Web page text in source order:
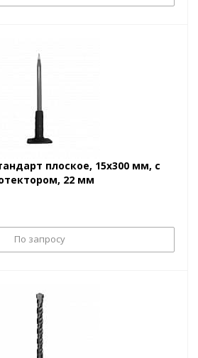
плоское, 15х300 мм, с
22 мм
По запросу